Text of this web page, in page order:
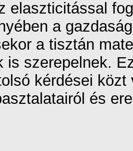
elaszticitással
a
a tisztán
is szerepelnek.
kérdései
és